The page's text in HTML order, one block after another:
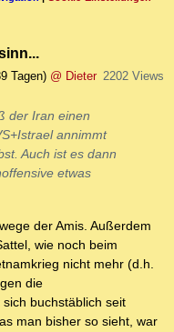
Tagen) @ Dieter 2202 Views
der Iran einen
annimmt
Auch ist es dann
etwas
der Amis. Außerdem
wie noch beim
nicht mehr (d.h.
die
buchstäblich seit
man bisher so sieht, war